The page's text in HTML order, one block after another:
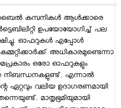
കമ്പനികള്‍ ആള്‍ക്കാരെ
ഉപയോയോഗിച്ച്‌ പല
ഓഫറുകള്‍ എപ്പോള്‍
അധികാരമുണ്ടെന്നാ
ഒരോ ഓഫറുകളും
നിബന്ധനകളുണ്ട്‌. എന്നാല്‍
ഏറ്റവും വലിയ ഉദാഗരണമായി
മാതൃഭൂമിയുമായി